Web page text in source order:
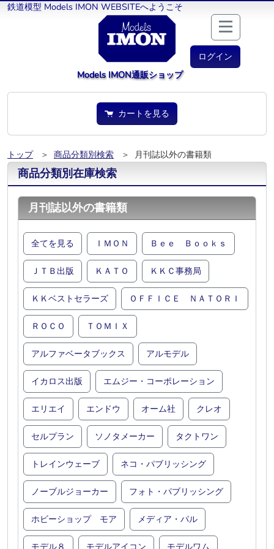
鉄道模型 Models IMON WEBSITEへようこそ
ログイン
Models IMON通販ショップ
カートを見る
トップ ＞ 商品分類別検索 ＞ 月刊誌以外の書籍類
商品分類別在庫検索
月刊誌以外の書籍類
全てを見る ＩＭＯＮ Ｂｅｅ Ｂｏｏｋｓ
ＪＴＢ出版 ＫＡＴＯ ＫＫＣ事務局
ＫＫベストセラーズ ＯＦＦＩＣＥ ＮＡＴＯＲＩ
ＲＯＣＯ ＴＯＭＩＸ
アルファベータブックス アルモデル
イカロス出版 エムジー・コーポレーション
エリエイ エンドウ オーム社 クレオ
セルプラン ソノタメーカー タクトワン
トレインウェーブ ネコ・パブリッシング
ノーブルジョーカー フォト・パブリッシング
ホビーショップ モア メディア・パル
モデル８ モデルアイコン モデルワム